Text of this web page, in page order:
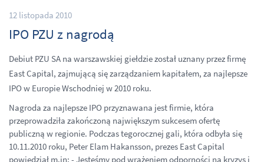
12 listopada 2010
IPO PZU z nagrodą
Debiut PZU SA na warszawskiej giełdzie został uznany przez firmę
East Capital, zajmującą się zarządzaniem kapitałem, za najlepsze
IPO w Europie Wschodniej w 2010 roku.
Nagroda za najlepsze IPO przyznawana jest firmie, która
przeprowadziła zakończoną największym sukcesem ofertę
publiczną w regionie. Podczas tegorocznej gali, która odbyła się
10.11.2010 roku, Peter Elam Hakansson, prezes East Capital
powiedział m.in: - Jesteśmy pod wrażeniem odporności na kryzys i